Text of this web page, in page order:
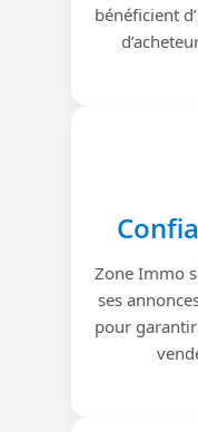
bénéficient
Zone Immo
ses
pour